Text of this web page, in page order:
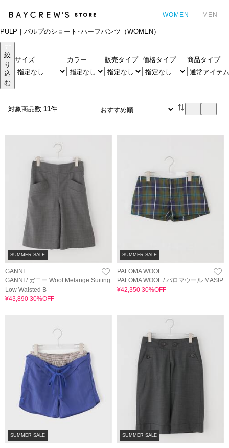
WOMEN MEN
PULP｜パルプのショート･ハーフパンツ（WOMEN）
絞
り
込
む
サイズ カラー 販売タイプ 価格タイプ 商品タイプ
対象商品数 11件
SUMMER SALE
GANNI
GANNI / ガニー Wool Melange Suiting
Low Waisted B
¥43,890 30%OFF
SUMMER SALE
PALOMA WOOL
PALOMA WOOL / パロマウール MASIP
¥42,350 30%OFF
SUMMER SALE SUMMER SALE